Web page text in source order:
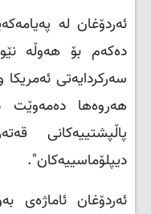
ئەردۆغان لە
دەکەم بۆ هەوڵە
سەرکردایەتی
هەروەها دەمەوێت
پاڵپشتییەکانی
دیپلۆماسییەکان".
ئەردۆغان ئاماژەی